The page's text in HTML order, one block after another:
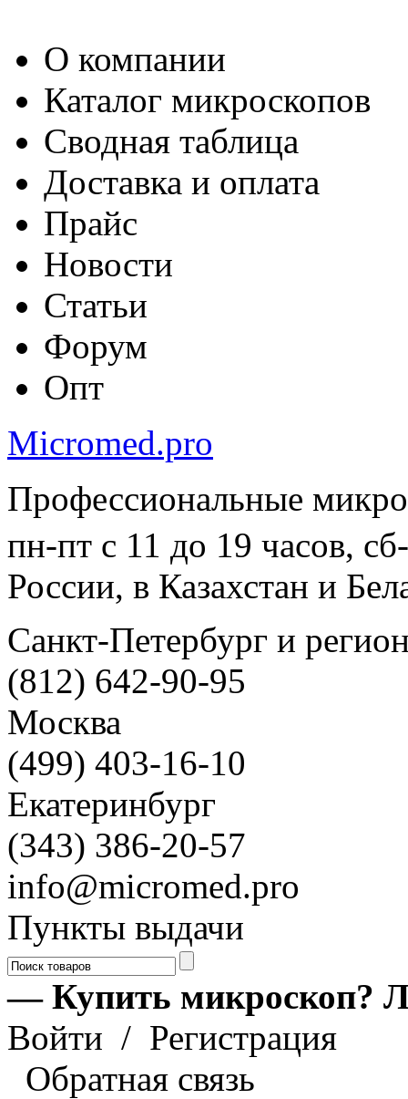
О компании
Каталог микроскопов
Сводная таблица
Доставка и оплата
Прайс
Новости
Статьи
Форум
Опт
Micromed.pro
Профессиональные
пн-пт с 11 до 19 часов,
России, в Казахстан и
Санкт-Петербург и
(812) 642-90-95
Москва
(499) 403-16-10
Екатеринбург
(343) 386-20-57
info@micromed.pro
Пункты выдачи
— Купить микроскоп?
Войти / Регистрация
Обратная связь